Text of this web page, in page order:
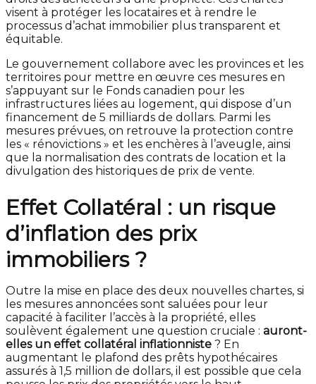
visent à protéger les locataires et à rendre le
processus d’achat immobilier plus transparent et
équitable.
Le gouvernement collabore avec les provinces et les
territoires pour mettre en œuvre ces mesures en
s’appuyant sur le Fonds canadien pour les
infrastructures liées au logement, qui dispose d’un
financement de 5 milliards de dollars. Parmi les
mesures prévues, on retrouve la protection contre
les « rénovictions » et les enchères à l’aveugle, ainsi
que la normalisation des contrats de location et la
divulgation des historiques de prix de vente.
Effet Collatéral : un risque
d’inflation des prix
immobiliers ?
Outre la mise en place des deux nouvelles chartes, si
les mesures annoncées sont saluées pour leur
capacité à faciliter l’accès à la propriété, elles
soulèvent également une question cruciale : auront-
elles un effet collatéral inflationniste ? En
augmentant le plafond des prêts hypothécaires
assurés à 1,5 million de dollars, il est possible que cela